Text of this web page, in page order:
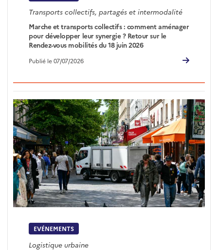
Transports collectifs, partagés et intermodalité
Marche et transports collectifs : comment aménager
pour développer leur synergie ? Retour sur le
Rendez-vous mobilités du 18 juin 2026
Publié le 07/07/2026
EVÉNEMENTS
Logistique urbaine